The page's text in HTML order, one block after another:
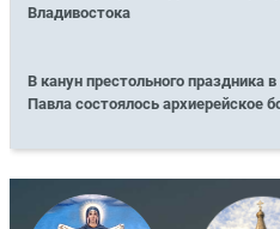
Владивостока
В канун престольного праздника
Павла состоялось архиерейское